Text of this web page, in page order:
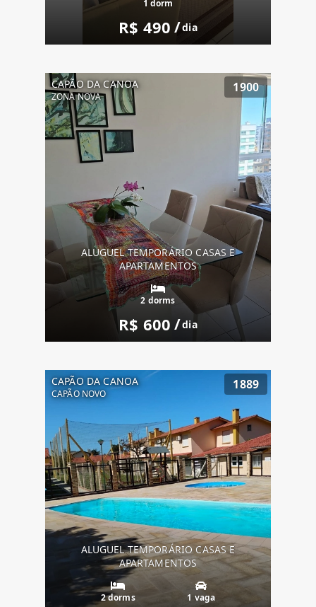
1 dorm
R$ 490 /dia
CAPÃO DA CANOA
ZONA NOVA
1900
ALUGUEL TEMPORÁRIO CASAS E
APARTAMENTOS
2 dorms
R$ 600 /dia
CAPÃO DA CANOA
CAPÃO NOVO
1889
ALUGUEL TEMPORÁRIO CASAS E
APARTAMENTOS
2 dorms 1 vaga